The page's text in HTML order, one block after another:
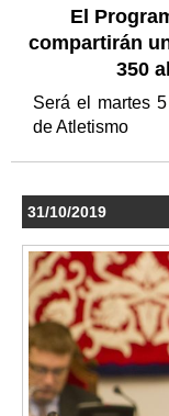
El
compartirán
350
Será el martes
de Atletismo
31/10/2019